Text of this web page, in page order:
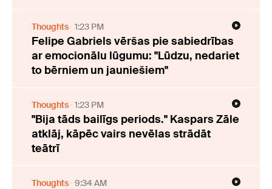
Thoughts 1:23 PM
Felipe Gabriels vēršas pie sabiedrības
ar emocionālu lūgumu: "Lūdzu, nedariet
to bērniem un jauniešiem"
Thoughts 1:23 PM
"Bija tāds bailīgs periods." Kaspars Zāle
atklāj, kāpēc vairs nevēlas strādāt
teātrī
Thoughts 9:34 AM